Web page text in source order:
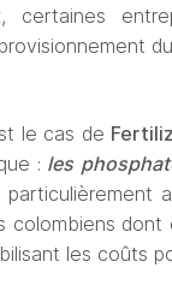
certaines
le cas de
: les
particulièrement
colombiens dont
les coûts